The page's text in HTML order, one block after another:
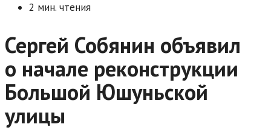
2 мин. чтения
Сергей Собянин объявил
о начале реконструкции
Большой Юшуньской
улицы